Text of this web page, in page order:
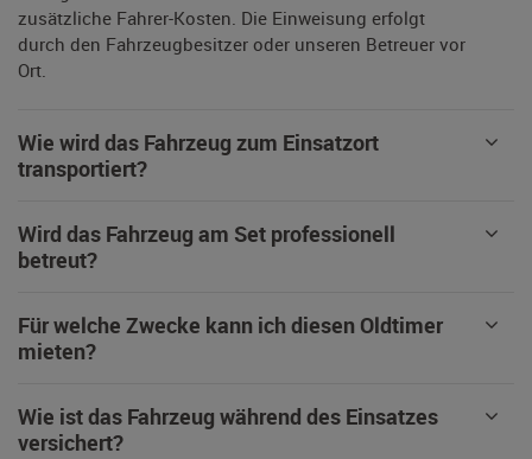
zusätzliche Fahrer-Kosten. Die Einweisung erfolgt
durch den Fahrzeugbesitzer oder unseren Betreuer vor
Ort.
Wie wird das Fahrzeug zum Einsatzort
transportiert?
Wird das Fahrzeug am Set professionell
betreut?
Für welche Zwecke kann ich diesen Oldtimer
mieten?
Wie ist das Fahrzeug während des Einsatzes
versichert?